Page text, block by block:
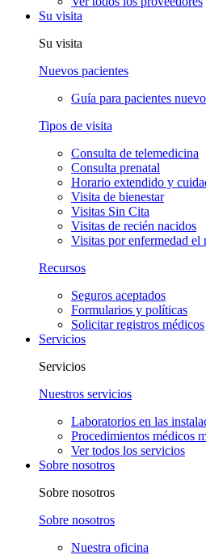
Su visita
Su visita
Nuevos pacientes
Guía para pacientes
Tipos de visita
Consulta de telemedicina
Consulta prenatal
Horario extendido y
Visita de bienestar
Visitas Sin Cita
Visitas de recién nacidos
Visitas por enfermedad el
Recursos
Seguros aceptados
Formularios y políticas
Solicitar registros médicos
Servicios
Servicios
Nuestros servicios
Laboratorios en las
Procedimientos médicos
Ver todos los servicios
Sobre nosotros
Sobre nosotros
Sobre nosotros
Nuestra oficina